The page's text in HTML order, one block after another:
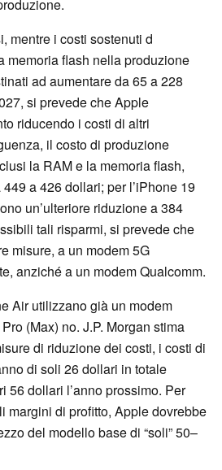
mentre i costi sostenuti d
memoria flash nella produzione
ad aumentare da 65 a 228
si prevede che Apple
riducendo i costi di altri
il costo di produzione
la RAM e la memoria flash,
a 426 dollari; per l’iPhone 19
un’ulteriore riduzione a 384
tali risparmi, si prevede che
misure, a un modem 5G
anziché a un modem Qualcomm.
Air utilizzano già un modem
(Max) no. J.P. Morgan stima
di riduzione dei costi, i costi di
di soli 26 dollari in totale
56 dollari l’anno prossimo. Per
margini di profitto, Apple dovrebbe
del modello base di “soli” 50–